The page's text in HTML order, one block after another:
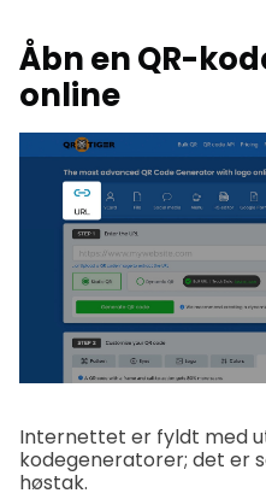
Åbn en QR-
online
Internettet er fyldt med
kodegeneratorer; det er
høstak.